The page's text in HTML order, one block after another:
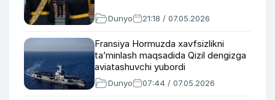
Dunyo 21:18 / 07.05.2026
Fransiya Hormuzda xavfsizlikni
ta’minlash maqsadida Qizil dengizga
aviatashuvchi yubordi
Dunyo 07:44 / 07.05.2026